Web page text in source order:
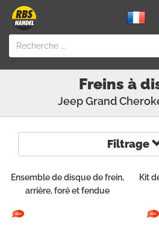
Freins à
JeepGrand
Filtrage
Ensemble de disque de frein,
arrière, foré et fendue
Kit